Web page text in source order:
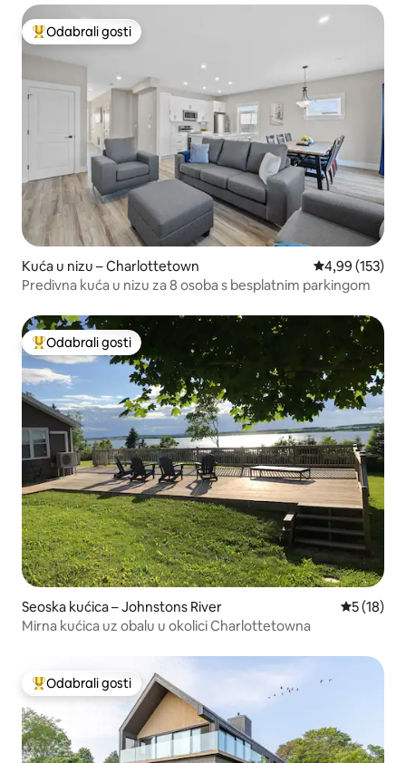
Među najviše rangiranima s oznakom „Odabrali gosti”
Odabrali gosti
Kuća u nizu – Charlottetown Prosječna
4,99 (153)
Predivna kuća u nizu za 8 osoba s besplatnim parkingom
Među najviše rangiranima s oznakom „Odabrali gosti”
Odabrali gosti
Seoska kućica – Johnstons River Prosječna
5 (18)
Mirna kućica uz obalu u okolici Charlottetowna
Među najviše rangiranima s oznakom „Odabrali gosti”
Odabrali gosti